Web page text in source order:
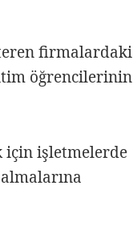
firmalardaki
öğrencilerinin
için işletmelerde